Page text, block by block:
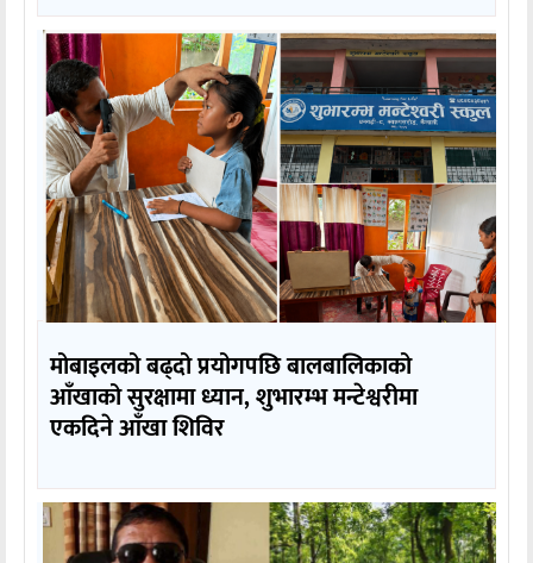
मोबाइलको बढ्दो प्रयोगपछि बालबालिकाको
आँखाको सुरक्षामा ध्यान, शुभारम्भ मन्टेश्वरीमा
एकदिने आँखा शिविर